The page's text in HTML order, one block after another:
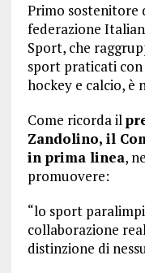
Primo sostenitore
federazione
Sport, che
sport praticati
hockey e calcio, è
Come ricorda il
Zandolino, il
in prima linea,
promuovere:
“lo sport
collaborazione
distinzione di